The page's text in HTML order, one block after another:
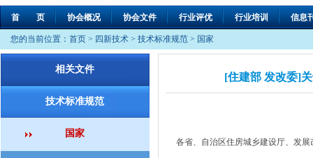
首 页 协会概况 协会文件 行业评优 行业培训 信息
您的当前位置： 首页 > 四新技术 > 技术标准规范 > 国家
相关文件
技术标准规范
国家
[住建部 发改委]
各省、自治区住房城乡建设厅、发